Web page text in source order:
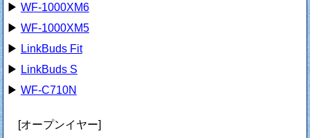
▶ WF-1000XM6
▶ WF-1000XM5
▶ LinkBuds Fit
▶ LinkBuds S
▶ WF-C710N
[オープンイヤー]